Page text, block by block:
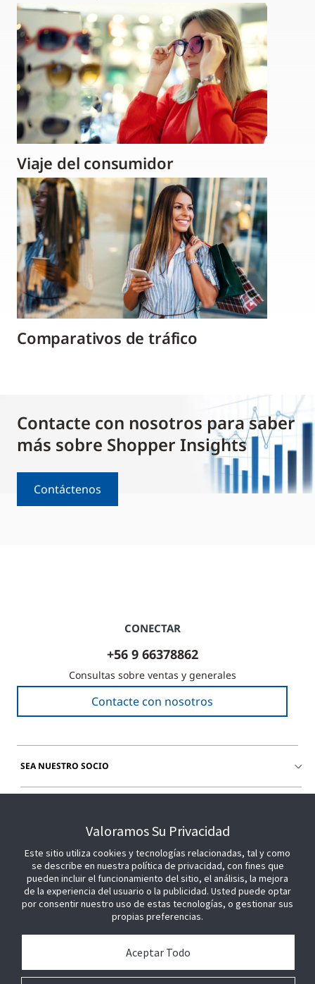
Viaje del consumidor
Comparativos de tráfico
Contacte con nosotros para saber
más sobre Shopper Insights
Contáctenos
CONECTAR
+56 9 66378862
Consultas sobre ventas y generales
Contacte con nosotros
SEA NUESTRO SOCIO
Valoramos Su Privacidad
Este sitio utiliza cookies y tecnologías relacionadas, tal y como
se describe en nuestra política de privacidad, con fines que
pueden incluir el funcionamiento del sitio, el análisis, la mejora
de la experiencia del usuario o la publicidad. Usted puede optar
por consentir nuestro uso de estas tecnologías, o gestionar sus
propias preferencias.
Aceptar Todo